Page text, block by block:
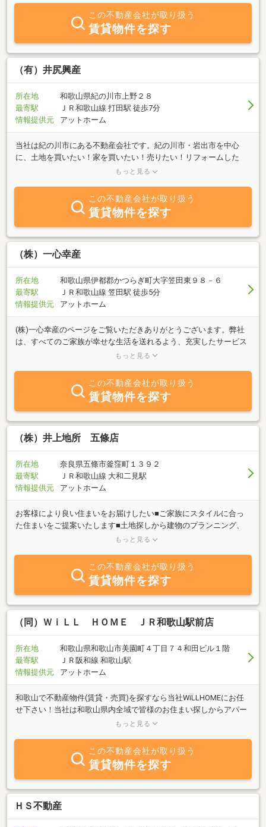
ズにお答えする為に、当社では平日から空地・空家の物件調査をか
け、新鮮な情報をお届けしてまいります。
この不動産会社が取り扱う
賃貸物件を探す
（有）井尻興産
所在地
和歌山県紀の川市上野２８
最寄駅
ＪＲ和歌山線 打田駅 徒歩7分
情報提供元
アットホーム
当社は紀の川市にある不動産会社です。紀の川市・岩出市を中心
に、土地を買いたい！家を買いたい！売りたい！リフォームした
い！というお客様に寄り添い、夢を実現させるお手伝いをさせてい
問い合わせ心よりお待ちしております。
もっと見る
この不動産会社が取り扱う
賃貸物件を探す
（株）一心幸産
所在地
和歌山県伊都郡かつらぎ町大字笠田東９８－６
最寄駅
ＪＲ和歌山線 笠田駅 徒歩5分
情報提供元
アットホーム
(株)一心幸産のページをご覧いただきありがとうございます。弊社
は、すべてのご家族が幸せな生活を送れるよう、充実したサービス
を心掛けております。地域密着型ならではの豊富な情報量で、お客
ターフォローも心掛けております。経験豊富なスタッフがご対応さ
せて頂きますので安心してお問合せください。
もっと見る
この不動産会社が取り扱う
賃貸物件を探す
（株）井上地所 五條店
所在地
奈良県五條市釜窪町１３９２
最寄駅
ＪＲ和歌山線 大和二見駅
情報提供元
アットホーム
お客様により良い住まいをお届けしたい■ご家族にスタイルに合っ
た住まいをご提案いたします■土地探しから建物のプランニング、
施工まで当社で一貫して行っております■すんでからのアフターサ
くはお気軽にお問い合わせください！
もっと見る
この不動産会社が取り扱う
賃貸物件を探す
（同）ＷｉＬＬ ＨＯＭＥ ＪＲ和歌山駅前店
所在地
和歌山県和歌山市美園町４丁目７４和田ビル１階
最寄駅
ＪＲ阪和線 和歌山駅
情報提供元
アットホーム
和歌山で不動産物件(賃貸・売買)を探すなら当社WiLLHOMEにお任
せ下さい！当社は和歌山県内全域で皆様のお住まい探しからアパー
トの管理まで不動産における様々なお手伝いを致します。和歌山県
もっと見る
この不動産会社が取り扱う
賃貸物件を探す
ＨＳ不動産